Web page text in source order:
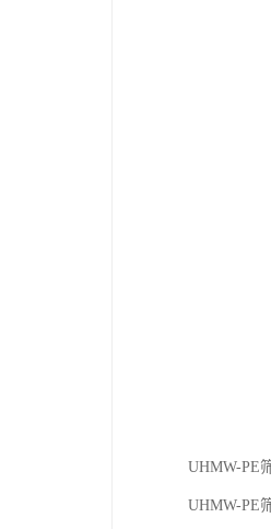
UHMW-PE
UHMW-PE